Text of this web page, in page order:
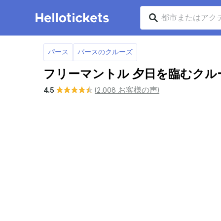
パース パースのクルーズ
フリーマントル 夕日を臨むクル
4.5 (2.008 お客様の声)